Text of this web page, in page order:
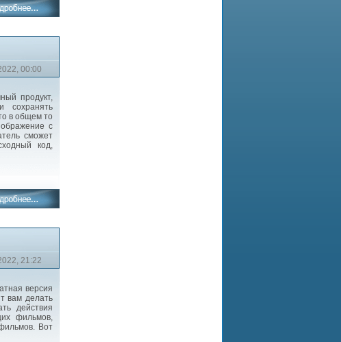
00:00
продукт,
сохранять
в общем то
с
сможет
код,
21:22
версия
вам делать
действия
фильмов,
Вот